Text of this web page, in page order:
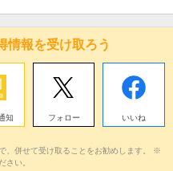
情報を受け取ろう
知 フォロー いいね
、併せて受け取ることをお勧めします。 ※
さい。